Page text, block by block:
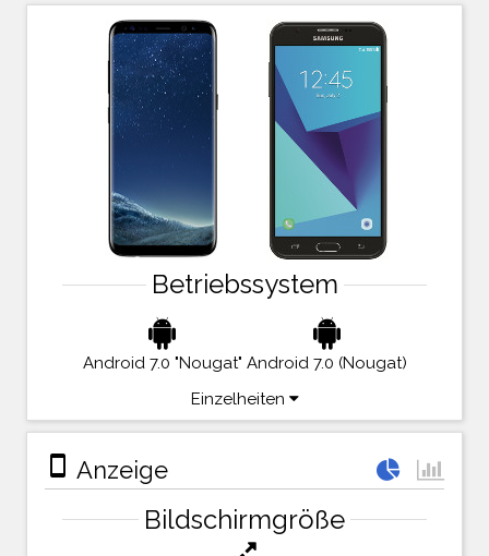
Betriebssystem
Android 7.0 "Nougat" Android 7.0 (Nougat)
Einzelheiten
stay_primary_portrait Anzeige
Bildschirmgröße